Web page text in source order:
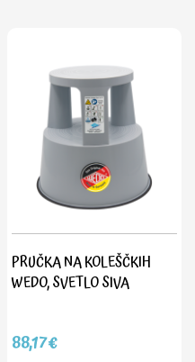
PRUČKA NA KOLEŠČKIH
WEDO, SVETLO SIVA
88,17€